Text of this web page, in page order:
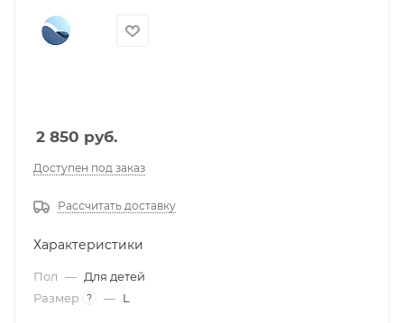
2 850 руб.
Доступен под заказ
Рассчитать доставку
Характеристики
Пол — Для детей
Размер
? — L